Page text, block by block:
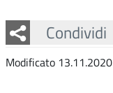
Condividi
Facebook
Twitter
Whatsapp
Modificato 13.11.2020